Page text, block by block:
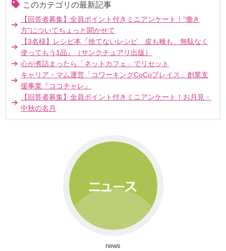
このカテゴリの最新記事
【回答者募集】全員ポイント付きミニアンケート！"働き
方"についてちょっと聞かせて
【3名様】レシピ本『捨てないレシピ 皮も種も、無駄なく
使ってもう1品』（サンクチュアリ出版）
心が煮詰まったら「ネットカフェ」でリセット
キャリア・マム運営「コワーキングCoCoプレイス」創業支
援事業『ココチャレ』
【回答者募集】全員ポイント付きミニアンケート！お月見・
中秋の名月
news